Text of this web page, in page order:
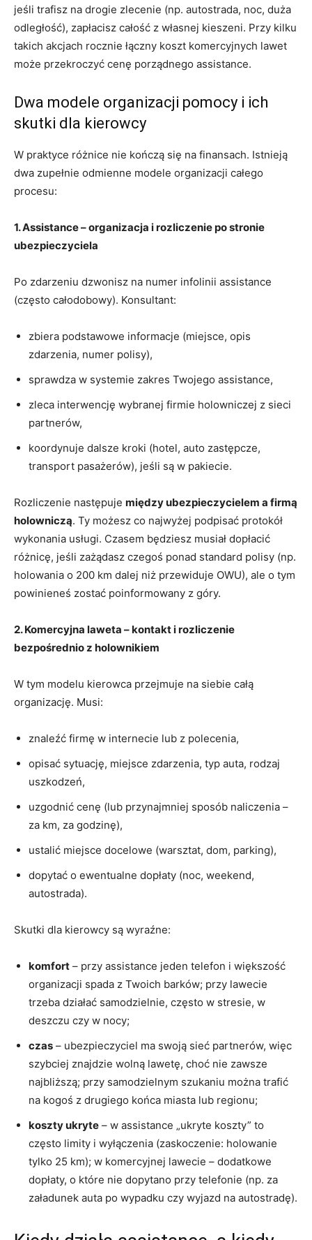
jeśli trafisz na drogie zlecenie (np. autostrada, noc, duża
odległość), zapłacisz całość z własnej kieszeni. Przy kilku
takich akcjach rocznie łączny koszt komercyjnych lawet
może przekroczyć cenę porządnego assistance.
Dwa modele organizacji pomocy i ich
skutki dla kierowcy
W praktyce różnice nie kończą się na finansach. Istnieją
dwa zupełnie odmienne modele organizacji całego
procesu:
1. Assistance – organizacja i rozliczenie po stronie
ubezpieczyciela
Po zdarzeniu dzwonisz na numer infolinii assistance
(często całodobowy). Konsultant:
zbiera podstawowe informacje (miejsce, opis
zdarzenia, numer polisy),
sprawdza w systemie zakres Twojego assistance,
zleca interwencję wybranej firmie holowniczej z sieci
partnerów,
koordynuje dalsze kroki (hotel, auto zastępcze,
transport pasażerów), jeśli są w pakiecie.
Rozliczenie następuje między ubezpieczycielem a firmą
holowniczą. Ty możesz co najwyżej podpisać protokół
wykonania usługi. Czasem będziesz musiał dopłacić
różnicę, jeśli zażądasz czegoś ponad standard polisy (np.
holowania o 200 km dalej niż przewiduje OWU), ale o tym
powinieneś zostać poinformowany z góry.
2. Komercyjna laweta – kontakt i rozliczenie
bezpośrednio z holownikiem
W tym modelu kierowca przejmuje na siebie całą
organizację. Musi:
znaleźć firmę w internecie lub z polecenia,
opisać sytuację, miejsce zdarzenia, typ auta, rodzaj
uszkodzeń,
uzgodnić cenę (lub przynajmniej sposób naliczenia –
za km, za godzinę),
ustalić miejsce docelowe (warsztat, dom, parking),
dopytać o ewentualne dopłaty (noc, weekend,
autostrada).
Skutki dla kierowcy są wyraźne:
komfort – przy assistance jeden telefon i większość
organizacji spada z Twoich barków; przy lawecie
trzeba działać samodzielnie, często w stresie, w
deszczu czy w nocy;
czas – ubezpieczyciel ma swoją sieć partnerów, więc
szybciej znajdzie wolną lawetę, choć nie zawsze
najbliższą; przy samodzielnym szukaniu można trafić
na kogoś z drugiego końca miasta lub regionu;
koszty ukryte – w assistance „ukryte koszty” to
często limity i wyłączenia (zaskoczenie: holowanie
tylko 25 km); w komercyjnej lawecie – dodatkowe
dopłaty, o które nie dopytano przy telefonie (np. za
załadunek auta po wypadku czy wyjazd na autostradę).